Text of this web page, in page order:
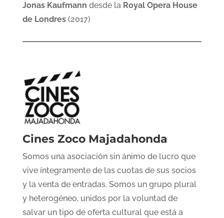
Jonas Kaufmann desde la Royal Opera House
de Londres (2017)
Cines Zoco Majadahonda
Somos una asociación sin ánimo de lucro que
vive íntegramente de las cuotas de sus socios
y la venta de entradas. Somos un grupo plural
y heterogéneo, unidos por la voluntad de
salvar un tipo de oferta cultural que está a